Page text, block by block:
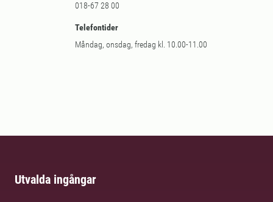
018-67 28 00
Telefontider
Måndag, onsdag, fredag kl. 10.00-11.00
Utvalda ingångar